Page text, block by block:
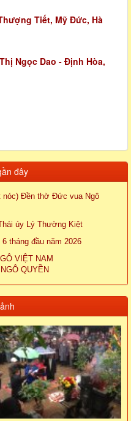
Tiết, Mỹ Đức, Hà
Ngọc Dao - Định Hòa,
đây
nóc) Đền thờ Đức vua Ngô
úy Lý Thường Kiệt
tháng đầu năm 2026
VIỆT NAM
QUYỀN